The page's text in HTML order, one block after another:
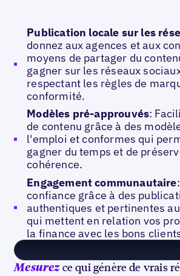
Publication locale sur les
donnez aux agences et aux
moyens de partager du
gagner sur les réseaux
respectant les règles de
conformité.
Modèles pré-approuvés:
de contenu grâce à des
l'emploi et conformes qui
gagner du temps et de
cohérence.
Engagement communautaire
confiance grâce à des
authentiques et pertinentes
qui mettent en relation vos
la finance avec les bons
Mesurezce qui génère de vrais